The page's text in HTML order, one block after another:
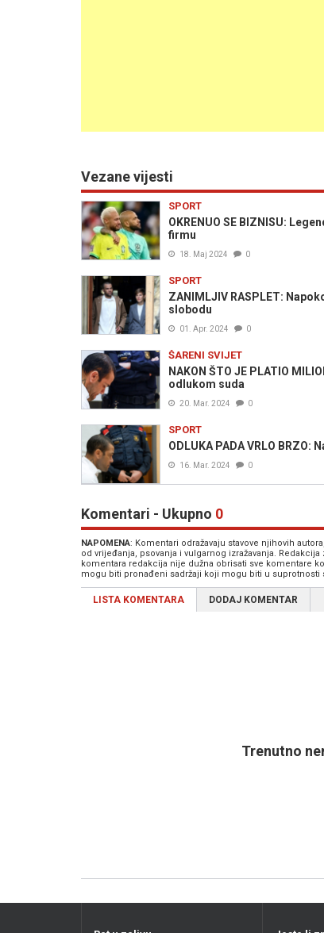
Vezane vijesti
SPORT
OKRENUO SE BIZNISU:
firmu
18. Maj 2024 0
SPORT
ZANIMLJIV RASPLET:
slobodu
01. Apr. 2024 0
ŠARENI SVIJET
NAKON ŠTO JE PLATIO
odlukom suda
20. Mar. 2024 0
SPORT
ODLUKA PADA VRLO
16. Mar. 2024 0
Komentari - Ukupno 0
NAPOMENA: Komentari odražavaju stavove njihovih
od vrijeđanja, psovanja i vulgarnog izražavanja.
komentara redakcija nije dužna obrisati sve komentare
mogu biti pronađeni sadržaji koji mogu biti u
LISTA KOMENTARA DODAJ KOMENTAR
Trenutno